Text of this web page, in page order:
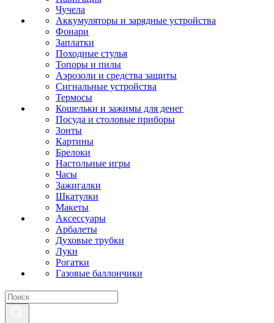
Чучела
Аккумуляторы и зарядные устройства
Фонари
Заплатки
Походные стулья
Топоры и пилы
Аэрозоли и средства защиты
Сигнальные устройства
Термосы
Кошельки и зажимы для денег
Посуда и столовые приборы
Зонты
Картины
Брелоки
Настольные игры
Часы
Зажигалки
Шкатулки
Макеты
Аксессуары
Арбалеты
Духовые трубки
Луки
Рогатки
Газовые баллончики